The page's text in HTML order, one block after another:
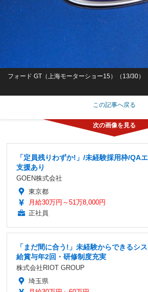
フォード GT（上海モーターショー15）（13/30）
この記事へ戻る
「定員残りわずか!」/未経験採用枠/QA
支援あり
GOEN株式会社
東京都
月給30万円～51万8,000円
正社員
「まだ間に合う!」未経験からできるシ
給賞与年2回・研修制度充実
株式会社RIOT GROUP
埼玉県